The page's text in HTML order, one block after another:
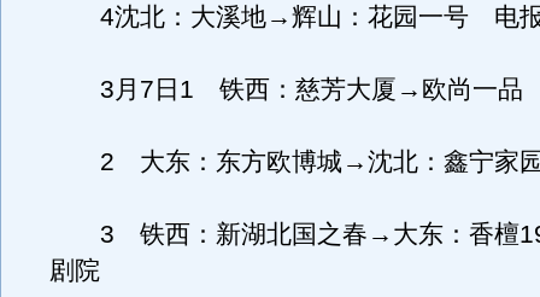
4沈北：大溪地→辉山：花园一号 电
3月7日1 铁西：慈芳大厦→欧尚一品
2 大东：东方欧博城→沈北：鑫宁家园
3 铁西：新湖北国之春→大东：香檀
剧院